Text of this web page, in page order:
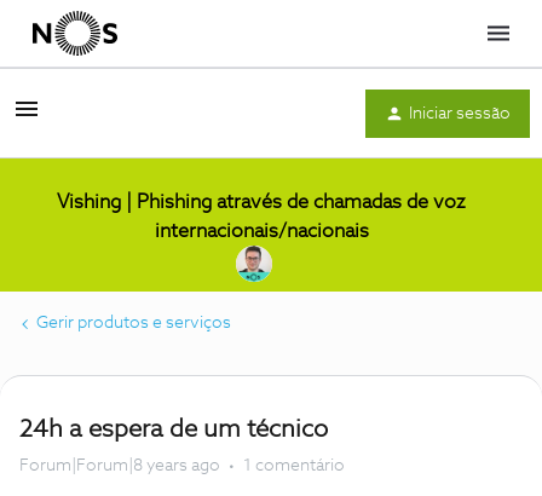
Menu
Iniciar sessão
Vishing | Phishing através de chamadas de voz
internacionais/nacionais
Gerir produtos e serviços
24h a espera de um técnico
Forum|Forum|8 years ago 1 comentário